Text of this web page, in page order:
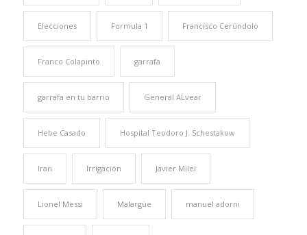
Elecciones Formula 1 Francisco Cerúndolo
Franco Colapinto garrafa
garrafa en tu barrio General ALvear
Hebe Casado Hospital Teodoro J. Schestakow
Iran Irrigación Javier Milei
Lionel Messi Malargüe manuel adorni